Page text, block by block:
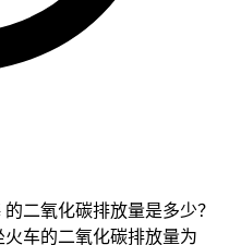
二氧化碳排放量是多少？
车的二氧化碳排放量为